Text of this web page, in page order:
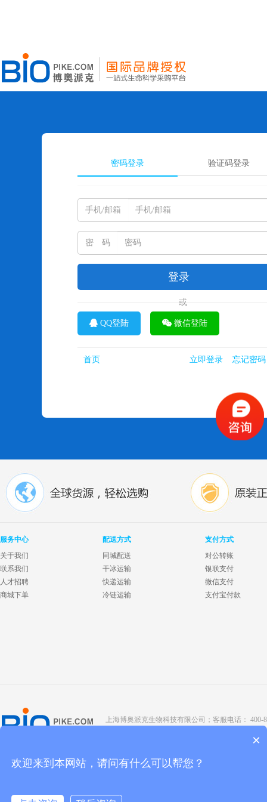
密码登录 验证码登录
手机/邮箱
密 码
QQ登陆 微信登陆
立即登录 忘记密
首页
服务中心
关于我们
联系我们
人才招聘
商城下单
配送方式
同城配送
干冰运输
快递运输
冷链运输
支付方式
对公转账
银联支付
微信支付
支付宝付款
上海博奥派克生物科技有限公司；客服电话： 400-
京ICP备
×
欢迎来到本网站，请问有什么可以帮您？